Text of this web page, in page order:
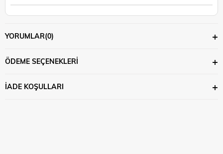
YORUMLAR(0)
ÖDEME SEÇENEKLERI
İADE KOŞULLARI